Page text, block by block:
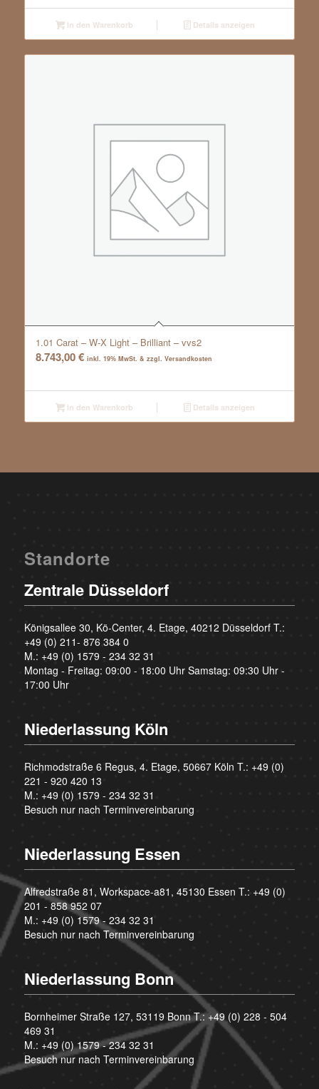
In den Warenkorb Details anzeigen
1.01 Carat – W-X Light – Brilliant – vvs2
8.743,00€ inkl. 19% MwSt. & zzgl. Versandkosten
In den Warenkorb Details anzeigen
Standorte
Zentrale Düsseldorf
Königsallee 30, Kö-Center, 4. Etage, 40212 Düsseldorf T.:
+49 (0) 211- 876 384 0
M.: +49 (0) 1579 - 234 32 31
Montag - Freitag: 09:00 - 18:00 Uhr Samstag: 09:30 Uhr -
17:00 Uhr
Niederlassung Köln
Richmodstraße 6 Regus, 4. Etage, 50667 Köln T.: +49 (0)
221 - 920 420 13
M.: +49 (0) 1579 - 234 32 31
Besuch nur nach Terminvereinbarung
Niederlassung Essen
Alfredstraße 81, Workspace-a81, 45130 Essen T.: +49 (0)
201 - 858 952 07
M.: +49 (0) 1579 - 234 32 31
Besuch nur nach Terminvereinbarung
Niederlassung Bonn
Bornheimer Straße 127, 53119 Bonn T.:+49 (0) 228 - 504
469 31
M.: +49 (0) 1579 - 234 32 31
Besuch nur nach Terminvereinbarung